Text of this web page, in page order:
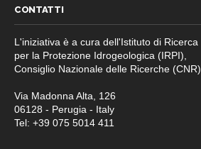
CONTATTI
L'iniziativa è a cura dell'Istituto di Ricerca
per la Protezione Idrogeologica (IRPI),
Consiglio Nazionale delle Ricerche (CNR).
Via Madonna Alta, 126
06128 - Perugia - Italy
Tel: +39 075 5014 411